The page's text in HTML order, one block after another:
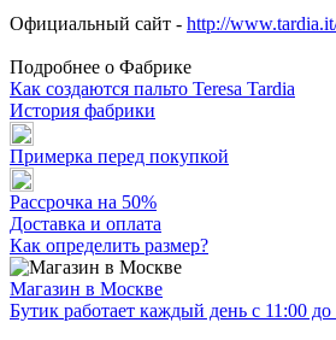
Официальный сайт - http://
Подробнее о Фабрике
Как создаются пальто Teresa Tardia
История фабрики
Примерка перед покупкой
Рассрочка на 50%
Доставка и оплата
Как определить размер?
Магазин в Москве
Бутик работает каждый день с 11:00 до